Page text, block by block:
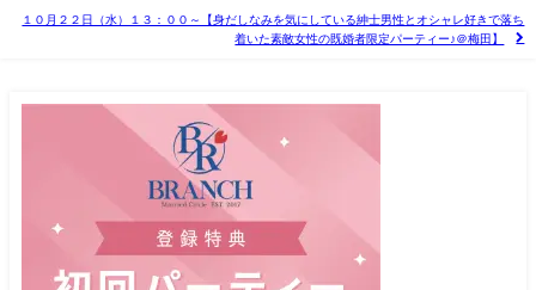
１０月２２日（水）１３：００～【身だしなみを気にしている紳士男性とオシャレ好きで落ち
着いた素敵女性の既婚者限定パーティー♪＠梅田】